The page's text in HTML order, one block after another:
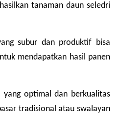
tanaman daun seledri
subur dan produktif bisa
mendapatkan hasil panen
yang optimal dan berkualitas
tradisional atau swalayan